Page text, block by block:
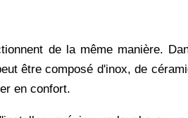
de la même manière.
être composé d'inox, de
en confort.